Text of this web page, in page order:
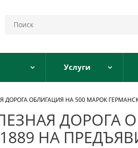
Услуги
ОБЛИГАЦИЯ НА 500 МАРОК
ДОРОГА
НА